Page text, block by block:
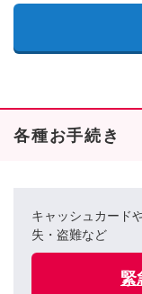
各種お手続き
キャッシュカード
失・盗難など
緊